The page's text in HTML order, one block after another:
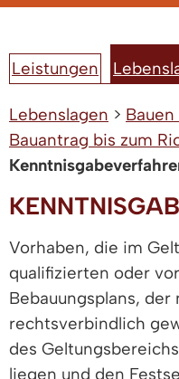
Leistungen
Lebenslagen >
Bauantrag bis zum
Vorhaben, die im
qualifizierten oder
Bebauungsplans, der
rechtsverbindlich
des
liegen und den